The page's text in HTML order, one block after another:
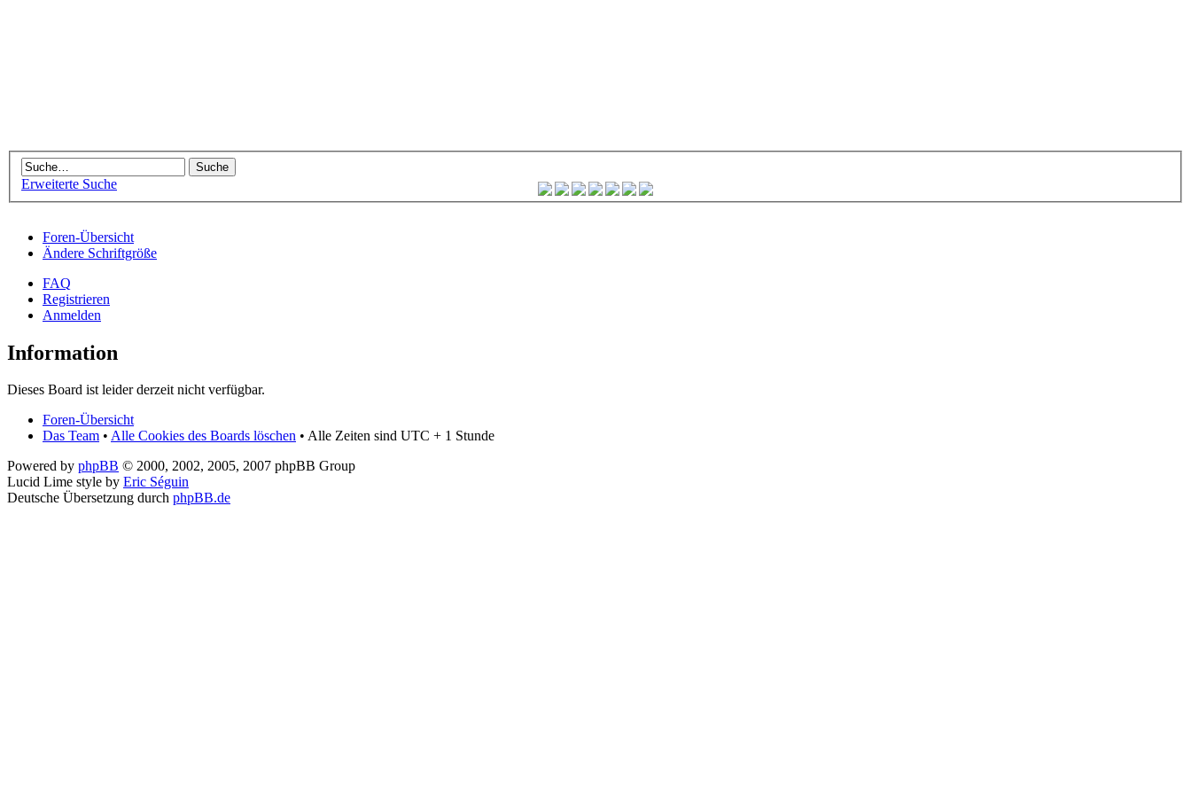
Erweiterte Suche
Foren-Übersicht
Ändere Schriftgröße
FAQ
Registrieren
Anmelden
Information
Dieses Board ist leider derzeit nicht verfügbar.
Foren-Übersicht
Das Team • Alle Cookies des Boards löschen • Alle Zeiten sind UTC + 1 Stunde
Powered by phpBB © 2000, 2002, 2005, 2007 phpBB Group
Lucid Lime style by Eric Séguin
Deutsche Übersetzung durch phpBB.de